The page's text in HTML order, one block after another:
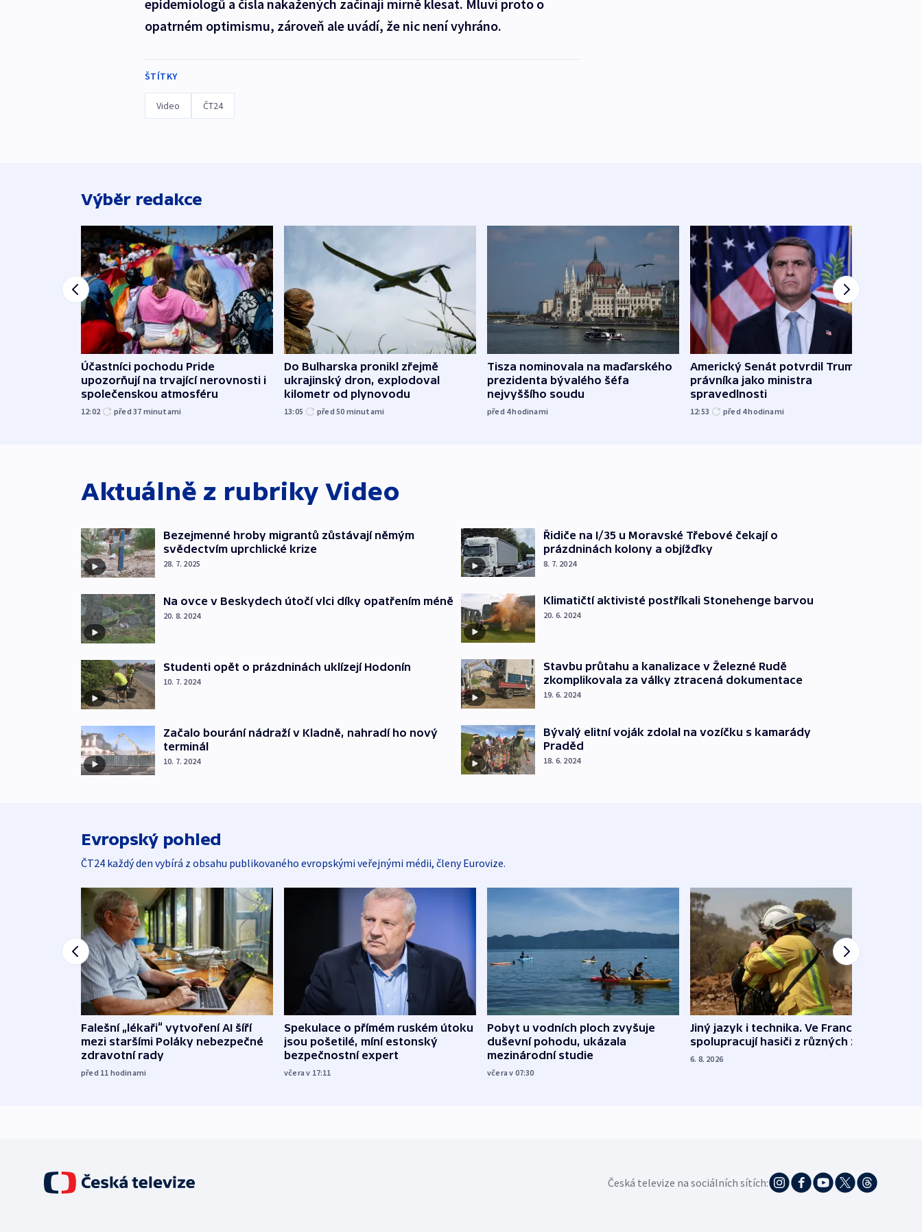
epidemiologů a čísla nakažených začínají mírně klesat. Mluví proto o
opatrném optimismu, zároveň ale uvádí, že nic není vyhráno.
ŠTÍTKY
Video ČT24
Výběr redakce
Účastníci pochodu Pride
upozorňují na trvající nerovnosti i
společenskou atmosféru
12:02 před 37 minutami
Do Bulharska pronikl zřejmě
ukrajinský dron, explodoval
kilometr od plynovodu
13:05 před 50 minutami
Tisza nominovala na maďarského
prezidenta bývalého šéfa
nejvyššího soudu
před 4hodinami
Americký Senát potvrdil Trumpova
právníka jako ministra
spravedlnosti
12:53 před 4hodinami
Aktuálně z rubrikyVideo
Bezejmenné hroby migrantů zůstávají němým
svědectvím uprchlické krize
28. 7. 2025
Na ovce v Beskydech útočí vlci díky opatřením méně
20. 8. 2024
Studenti opět o prázdninách uklízejí Hodonín
10. 7. 2024
Začalo bourání nádraží v Kladně, nahradí ho nový
terminál
10. 7. 2024
Řidiče na I/35 u Moravské Třebové čekají o
prázdninách kolony a objížďky
8. 7. 2024
Klimatičtí aktivisté postříkali Stonehenge barvou
20. 6. 2024
Stavbu průtahu a kanalizace v Železné Rudě
zkomplikovala za války ztracená dokumentace
19. 6. 2024
Bývalý elitní voják zdolal na vozíčku s kamarády
Praděd
18. 6. 2024
Evropský pohled
ČT24 každý den vybírá z obsahu publikovaného evropskými veřejnými médii, členy Eurovize.
Falešní „lékaři“ vytvoření AI šíří
mezi staršími Poláky nebezpečné
zdravotní rady
před 11 hodinami
Spekulace o přímém ruském útoku
jsou pošetilé, míní estonský
bezpečnostní expert
včera v 17:11
Pobyt u vodních ploch zvyšuje
duševní pohodu, ukázala
mezinárodní studie
včera v 07:30
Jiný jazyk i technika. Ve Francii
spolupracují hasiči z různých zemí
6. 8. 2026
Česká televize na sociálních sítích: